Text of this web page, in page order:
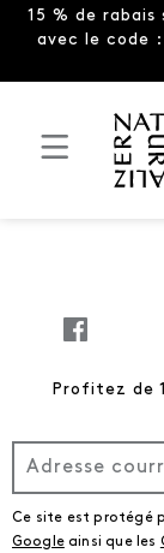
15 % de rabais
avec le code :
Profitez de
Ce site est protégé
Googleainsi que les